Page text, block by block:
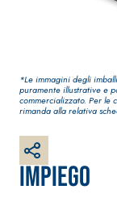
Impiego
*Le immagini degli
puramente illustrative e
commercializzato. Per le
rimanda alla relativa
Sistema
PRODOTTI
Intonaco